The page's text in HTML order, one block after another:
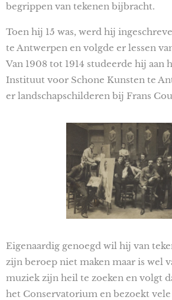
begrippen van tekenen bijbracht.
Toen hij 15 was, werd hij
te Antwerpen en volgde er lessen
Van 1908 tot 1914 studeerde hij aan
Instituut voor Schone Kunsten te
er landschapschilderen bij Frans
Eigenaardig genoegd wil hij van
zijn beroep niet maken maar is wel
muziek zijn heil te zoeken en volgt
het Conservatorium en bezoekt